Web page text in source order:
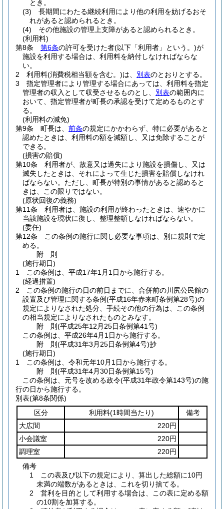
とき。
(3)
長期間にわたる継続利用により他の利用を妨げるおそ
れがあると認められるとき。
(4)
その他施設の管理上支障があると認められるとき。
(利用料)
第8条
第6条の許可を受けた者(以下「利用者」という。)が
施設を利用する場合は、利用料を納付しなければならな
い。
2
利用料(消費税相当額を含む。)は、 別表のとおりとする。
3
指定管理者により管理する場合にあっては、利用料を指定
管理者の収入として収受させるものとし、 別表の範囲内に
おいて、指定管理者が町長の承認を受けて定めるものとす
る。
(利用料の減免)
第9条
町長は、 前条の規定にかかわらず、特に必要があると
認めたときは、利用料の額を減額し、又は免除することが
できる。
(損害の賠償)
第10条
利用者が、故意又は過失により施設を損傷し、又は
滅失したときは、それによって生じた損害を賠償しなけれ
ばならない。 ただし、町長が特別の事情があると認めると
きは、この限りではない。
(原状回復の義務)
第11条
利用者は、施設の利用が終わったときは、速やかに
当該施設を現状に復し、整理整頓しなければならない。
(委任)
第12条
この条例の施行に関し必要な事項は、別に規則で定
める。
附 則
(施行期日)
1
この条例は、平成17年1月1日から施行する。
(経過措置)
2
この条例の施行の日の前日までに、合併前の川尻公民館の
設置及び管理に関する条例(平成16年赤来町条例第28号)の
規定によりなされた処分、手続その他の行為は、この条例
の相当規定によりなされたものとみなす。
附 則(平成25年12月25日条例第41号)
この条例は、平成26年4月1日から施行する。
附 則(平成31年3月25日条例第4号)抄
(施行期日)
1
この条例は、令和元年10月1日から施行する。
附 則(平成31年4月30日条例第15号)
この条例は、元号を改める政令(平成31年政令第143号)の施
行の日から施行する。
別表(第8条関係)
区分
利用料(1時間当たり)
備考
大広間
220円
小会議室
220円
調理室
220円
備考
1 この表及び以下の規定により、算出した総額に10円
未満の端数があるときは、これを切り捨てる。
2 営利を目的として利用する場合は、この表に定める額
の10割を加算する。